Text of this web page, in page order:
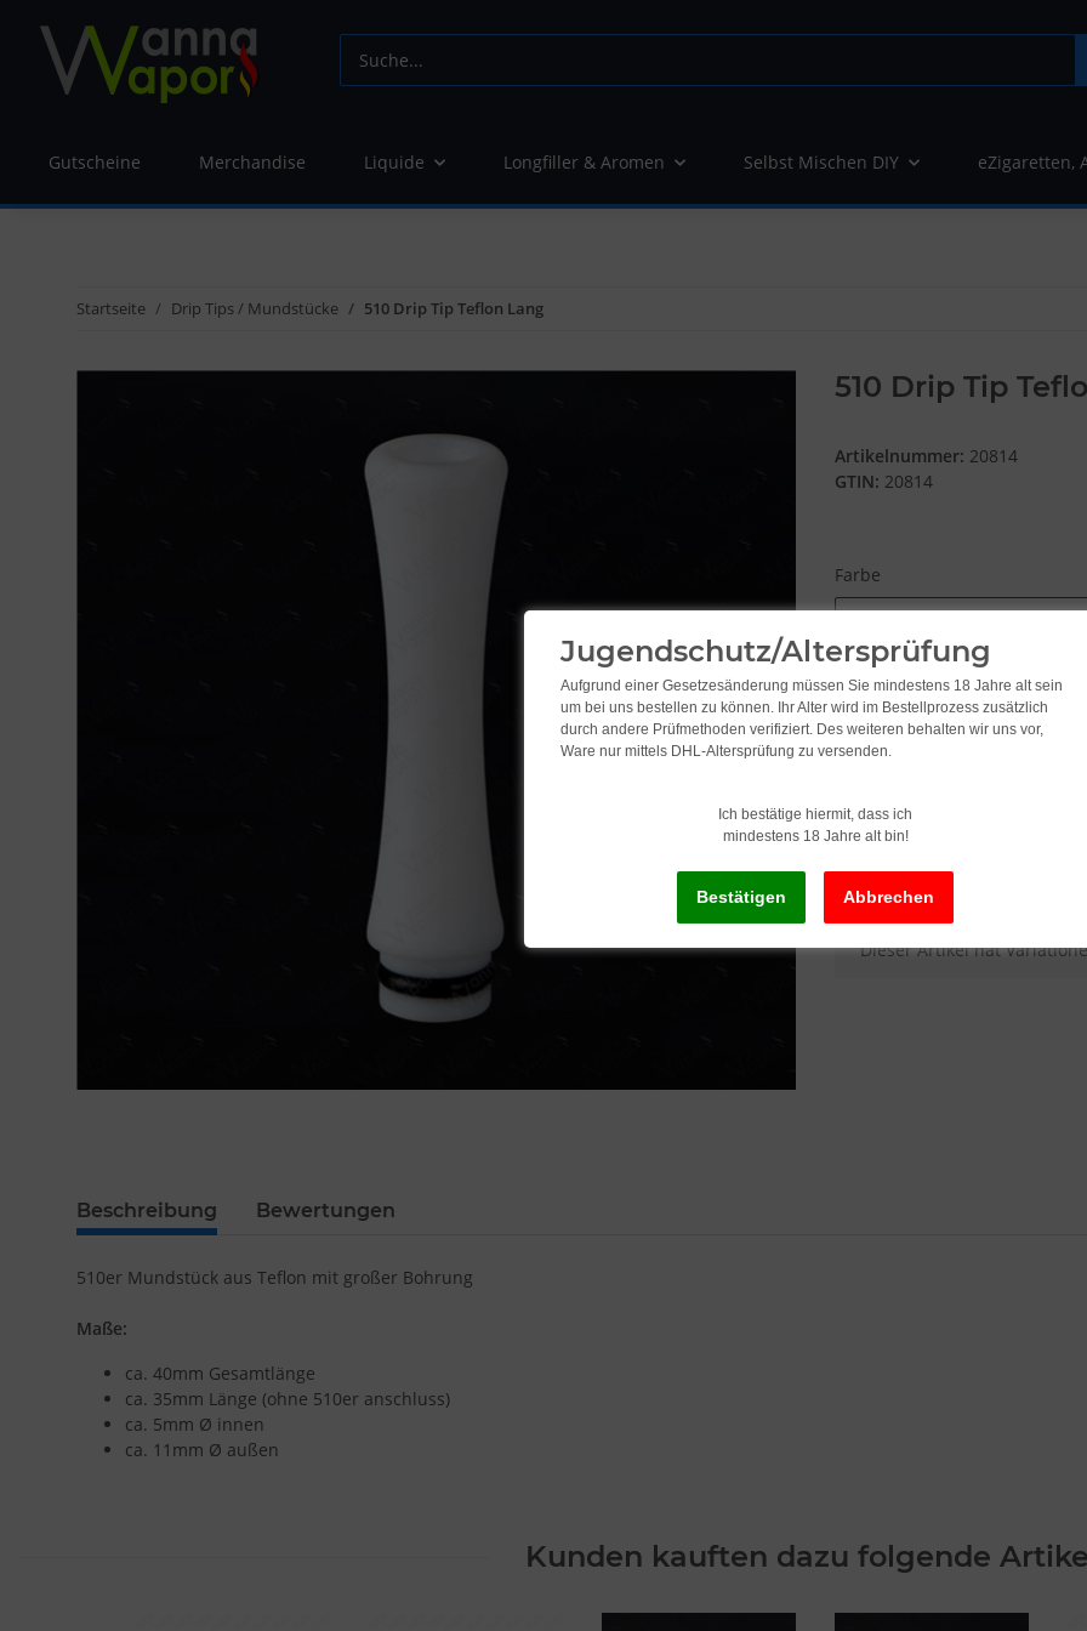
Gutscheine Merchandise Liquide Longfiller & Aromen Selbst Mischen DIY eZigaretten,
Startseite Drip Tips / Mundstücke 510 Drip Tip Teflon Lang
510 Drip Tip
Artikelnummer: 20814
GTIN: 20814
Farbe
6,95
x
Dieser Artikel hat
Beschreibung Bewertungen
510er Mundstück aus Teflon mit großer Bohrung
Maße:
ca. 40mm Gesamtlänge
ca. 35mm Länge (ohne 510er anschluss)
ca. 5mm Ø innen
ca. 11mm Ø außen
Kunden kauften dazu folgende
Jugendschutz/Altersprüfung
Aufgrund einer Gesetzesänderung müssen Sie mindestens 18 Jahre alt sein
um bei uns bestellen zu können. Ihr Alter wird im Bestellprozess zusätzlich
durch andere Prüfmethoden verifiziert. Des weiteren behalten wir uns vor,
Ware nur mittels DHL-Altersprüfung zu versenden.
Ich bestätige hiermit, dass ich
mindestens 18 Jahre alt bin!